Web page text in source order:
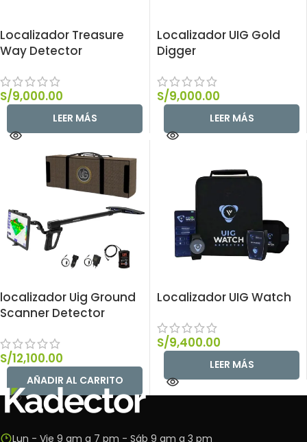
Localizador Treasure
Way Detector
S/9,000.00
LEER MÁS
Localizador UIG Gold
Digger
S/9,000.00
LEER MÁS
localizador Uig Ground
Scanner Detector
S/12,100.00
AÑADIR AL CARRITO
Localizador UIG Watch
S/9,400.00
LEER MÁS
Lun - Vie 9 am a 7 pm - Sáb 9 am a 3 pm